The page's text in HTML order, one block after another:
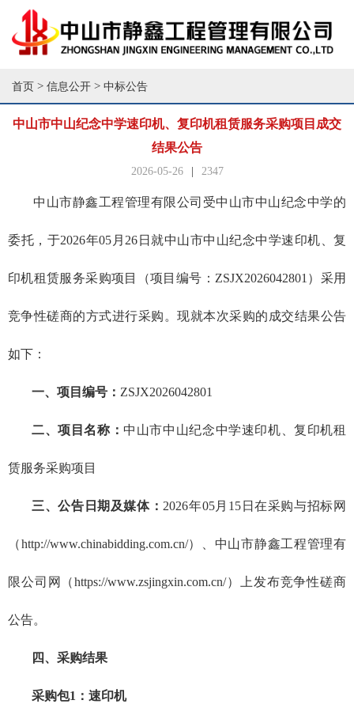
首页 > 信息公开 > 中标公告
中山市中山纪念中学速印机、复印机租赁服务采购项目成交
结果公告
2026-05-26 2347
中山市静鑫工程管理有限公司受中山市中山纪念中学的
委托，于2026年05月26日就中山市中山纪念中学速印机、复
印机租赁服务采购项目（项目编号：ZSJX2026042801）采用
竞争性磋商的方式进行采购。现就本次采购的成交结果公告
如下：
一、 项目编号： ZSJX2026042801
二、项目名称： 中山市中山纪念中学速印机、复印机租
赁服务采购项目
三、公告日期及媒体： 2026年05月15日在采购与招标网
（http://www.chinabidding.com.cn/）、中山市静鑫工程管理有
限公司网（https://www.zsjingxin.com.cn/）上发布竞争性磋商
公告。
四、采购结果
采购包1：速印机